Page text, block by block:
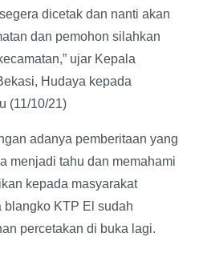
dicetak dan nanti akan
dan pemohon silahkan
ujar Kepala
Hudaya kepada
(11/10/21)
adanya pemberitaan yang
menjadi tahu dan memahami
kepada masyarakat
blangko KTP El sudah
percetakan di buka lagi.